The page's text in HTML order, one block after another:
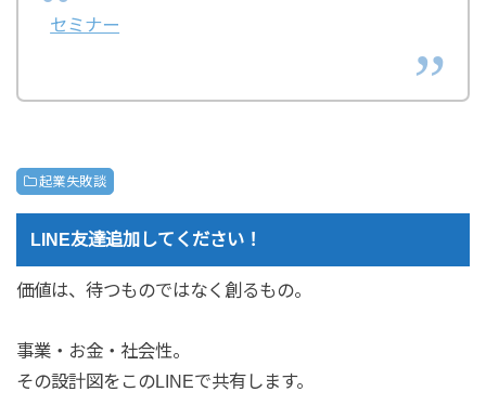
セミナー
起業失敗談
LINE友達追加してください！
価値は、待つものではなく創るもの。
事業・お金・社会性。
その設計図をこのLINEで共有します。